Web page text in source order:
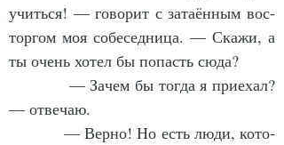
учить­ся! — го­во­рит с за­та­ён­ным вос­
тор­гом моя со­бе­сед­ни­ца. — Ска­жи, а
ты очень хо­тел бы по­пасть сю­да?
— отве­чаю.
            — Вер­но! Но есть лю­ди, ко­то­